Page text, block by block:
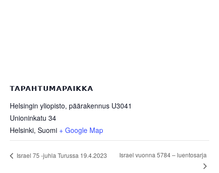
TAPAHTUMAPAIKKA
Helsingin yliopisto, päärakennus U3041
Unioninkatu 34
Helsinki, Suomi + Google Map
Israel 75 -juhla Turussa 19.4.2023 Israel vuonna 5784 – luentosarja